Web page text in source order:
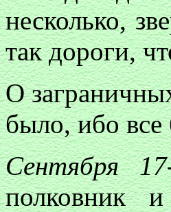
несколько,
так дороги,
О
было, ибо все
Сентября
полковник